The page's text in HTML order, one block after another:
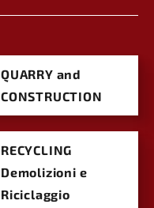
QUARRY and
CONSTRUCTION
RECYCLING
Demolizioni e
Riciclaggio